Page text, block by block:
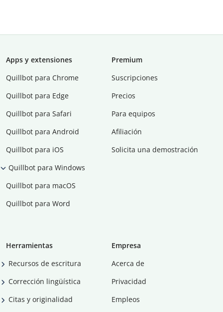
Apps y extensiones
Quillbot para Chrome
Quillbot para Edge
Quillbot para Safari
Quillbot para Android
Quillbot para iOS
Quillbot para Windows
Quillbot para macOS
Quillbot para Word
Premium
Suscripciones
Precios
Para equipos
Afiliación
Solicita una demostración
Herramientas
Recursos de escritura
Corrección lingüística
Citas y originalidad
Empresa
Acerca de
Privacidad
Empleos